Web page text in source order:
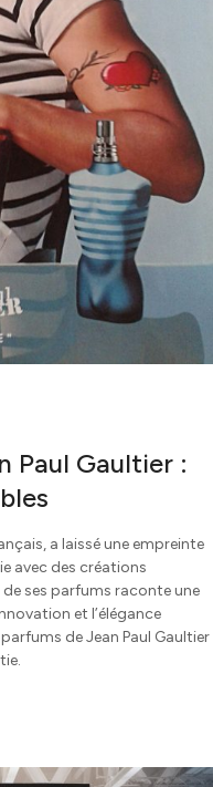
Paul Gaultier :
a laissé une empreinte
avec des créations
ses parfums raconte une
et l’élégance
de Jean Paul Gaultier